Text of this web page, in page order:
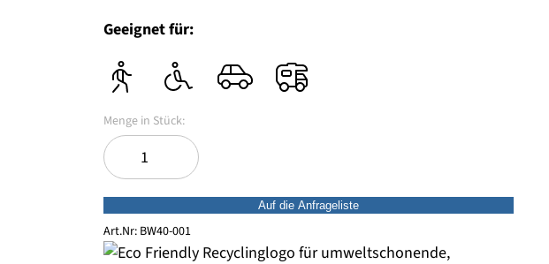
Geeignet für:
Auf die Anfrageliste
Art.Nr: BW40-001